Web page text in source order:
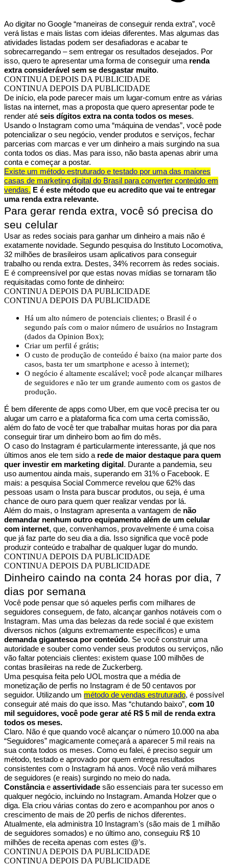
Ao digitar no Google “maneiras de conseguir renda extra”, você
verá listas e mais listas com ideias diferentes. Mas algumas das
atividades listadas podem ser desafiadoras e acabar te
sobrecarregando ‒ sem entregar os resultados desejados. Por
isso, quero te apresentar uma forma de conseguir uma renda
extra considerável sem se desgastar muito.
CONTINUA DEPOIS DA PUBLICIDADE
CONTINUA DEPOIS DA PUBLICIDADE
De início, ela pode parecer mais um lugar-comum entre as várias
listas na internet, mas a proposta que quero apresentar pode te
render até seis dígitos extra na conta todos os meses.
Usando o Instagram como uma “máquina de vendas”, você pode
potencializar o seu negócio, vender produtos e serviços, fechar
parcerias com marcas e ver um dinheiro a mais surgindo na sua
conta todos os dias. Mas para isso, não basta apenas abrir uma
conta e começar a postar.
Existe um método estruturado e testado por uma das maiores
casas de marketing digital do Brasil para converter conteúdo em
vendas. E é este método que eu acredito que vai te entregar
uma renda extra relevante.
Para gerar renda extra, você só precisa do
seu celular
Usar as redes sociais para ganhar um dinheiro a mais não é
exatamente novidade. Segundo pesquisa do Instituto Locomotiva,
32 milhões de brasileiros usam aplicativos para conseguir
trabalho ou renda extra. Destes, 34% recorrem às redes sociais.
E é compreensível por que estas novas mídias se tornaram tão
requisitadas como fonte de dinheiro:
CONTINUA DEPOIS DA PUBLICIDADE
CONTINUA DEPOIS DA PUBLICIDADE
Há um alto número de potenciais clientes; o Brasil é o
segundo país com o maior número de usuários no Instagram
(dados da Opinion Box);
Criar um perfil é grátis;
O custo de produção de conteúdo é baixo (na maior parte dos
casos, basta ter um smartphone e acesso à internet);
O negócio é altamente escalável; você pode alcançar milhares
de seguidores e não ter um grande aumento com os gastos de
produção.
É bem diferente de apps como Uber, em que você precisa ter ou
alugar um carro e a plataforma fica com uma certa comissão,
além do fato de você ter que trabalhar muitas horas por dia para
conseguir tirar um dinheiro bom ao fim do mês.
O caso do Instagram é particularmente interessante, já que nos
últimos anos ele tem sido a rede de maior destaque para quem
quer investir em marketing digital . Durante a pandemia, seu
uso aumentou ainda mais, superando em 31% o Facebook. E
mais: a pesquisa Social Commerce revelou que 62% das
pessoas usam o Insta para buscar produtos, ou seja, é uma
chance de ouro para quem quer realizar vendas por lá.
Além do mais, o Instagram apresenta a vantagem de não
demandar nenhum outro equipamento além de um celular
com internet, que, convenhamos, provavelmente é uma coisa
que já faz parte do seu dia a dia. Isso significa que você pode
produzir conteúdo e trabalhar de qualquer lugar do mundo.
CONTINUA DEPOIS DA PUBLICIDADE
CONTINUA DEPOIS DA PUBLICIDADE
Dinheiro caindo na conta 24 horas por dia, 7
dias por semana
Você pode pensar que só aqueles perfis com milhares de
seguidores conseguem, de fato, alcançar ganhos notáveis com o
Instagram. Mas uma das belezas da rede social é que existem
diversos nichos (alguns extremamente específicos) e uma
demanda gigantesca por conteúdo. Se você construir uma
autoridade e souber como vender seus produtos ou serviços, não
vão faltar potenciais clientes: existem quase 100 milhões de
contas brasileiras na rede de Zuckerberg.
Uma pesquisa feita pelo UOL mostra que a média de
monetização de perfis no Instagram é de 50 centavos por
seguidor. Utilizando um método de vendas estruturado, é possível
conseguir até mais do que isso. Mas “chutando baixo”, com 10
mil seguidores, você pode gerar até R$ 5 mil de renda extra
todos os meses.
Claro. Não é que quando você alcançar o número 10.000 na aba
“Seguidores” magicamente começará a aparecer 5 mil reais na
sua conta todos os meses. Como eu falei, é preciso seguir um
método, testado e aprovado por quem entrega resultados
consistentes com o Instagram há anos. Você não verá milhares
de seguidores (e reais) surgindo no meio do nada.
Constânciae assertividade são essenciais para ter sucesso em
qualquer negócio, incluindo no Instagram. Amanda Holzer que o
diga. Ela criou várias contas do zero e acompanhou por anos o
crescimento de mais de 20 perfis de nichos diferentes.
Atualmente, ela administra 10 Instagram’s (são mais de 1 milhão
de seguidores somados) e no último ano, conseguiu R$ 10
milhões de receita apenas com estes @’s.
CONTINUA DEPOIS DA PUBLICIDADE
CONTINUA DEPOIS DA PUBLICIDADE